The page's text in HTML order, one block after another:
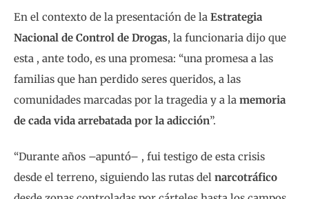
En el contexto de la presentación de la Estrategia
Nacional de Control de Drogas, la funcionaria dijo que
esta , ante todo, es una promesa: “una promesa a las
familias que han perdido seres queridos, a las
comunidades marcadas por la tragedia y a la memoria
de cada vida arrebatada por la adicción”.
“Durante años –apuntó– , fui testigo de esta crisis
desde el terreno, siguiendo las rutas del narcotráfico